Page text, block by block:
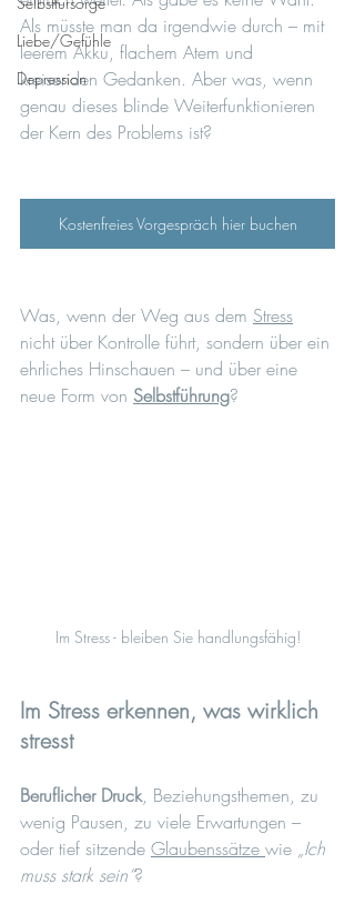
Liebe/Gefühle
Depression
Als müsste man da irgendwie durch – mit
leerem Akku, flachem Atem und
kreisenden Gedanken. Aber was, wenn
genau dieses blinde Weiterfunktionieren
der Kern des Problems ist?
Kostenfreies Vorgespräch hier buchen
Was, wenn der Weg aus dem Stress
nicht über Kontrolle führt, sondern über ein
ehrliches Hinschauen – und über eine
neue Form von Selbstführung?
Im Stress - bleiben Sie handlungsfähig!
Im Stress erkennen, was wirklich
stresst
Beruflicher Druck, Beziehungsthemen, zu
wenig Pausen, zu viele Erwartungen –
oder tief sitzende Glaubenssätze wie „Ich
muss stark sein“?